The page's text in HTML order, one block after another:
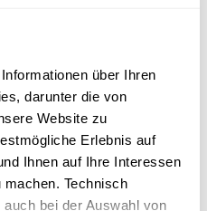
über Ihren
darunter die von
Website zu
Erlebnis auf
Ihnen auf Ihre Interessen
Technisch
bei der Auswahl von
Unfallchirurgie
und
Unfallchirurgie,
Therapie